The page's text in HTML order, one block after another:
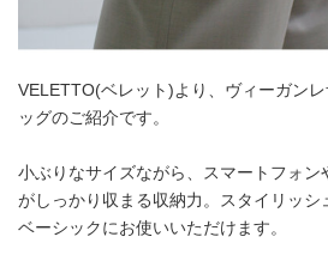
VELETTO(ベレット)より、ヴィーガン
ッグのご紹介です。
小ぶりなサイズながら、スマートフォン
がしっかり収まる収納力。スタイリッ
ベーシックにお使いいただけます。